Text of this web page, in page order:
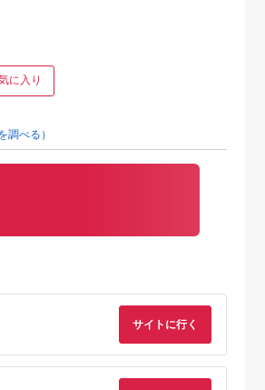
に入り
調べる）
サイトに行く